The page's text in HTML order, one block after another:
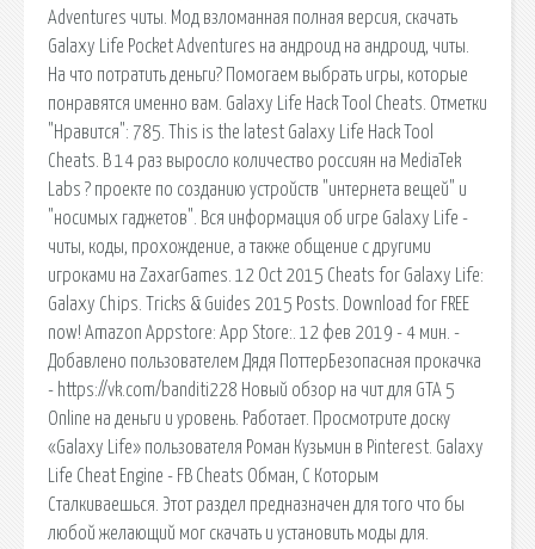
Adventures читы. Мод взломанная полная версия, скачать
Galaxy Life Pocket Adventures на андроид на андроид, читы.
На что потратить деньги? Помогаем выбрать игры, которые
понравятся именно вам. Galaxy Life Hack Tool Cheats. Отметки
"Нравится": 785. This is the latest Galaxy Life Hack Tool
Cheats. В 14 раз выросло количество россиян на MediaTek
Labs ? проекте по созданию устройств "интернета вещей" и
"носимых гаджетов". Вся информация об игре Galaxy Life -
читы, коды, прохождение, а также общение с другими
игроками на ZaxarGames. 12 Oct 2015 Cheats for Galaxy Life:
Galaxy Chips. Tricks & Guides 2015 Posts. Download for FREE
now! Amazon Appstore: App Store:. 12 фев 2019 - 4 мин. -
Добавлено пользователем Дядя ПоттерБезопасная прокачка
- https://vk.com/banditi228 Новый обзор на чит для GTA 5
Online на деньги и уровень. Работает. Просмотрите доску
«Galaxy Life» пользователя Роман Кузьмин в Pinterest. Galaxy
Life Cheat Engine - FB Cheats Обман, С Которым
Сталкиваешься. Этот раздел предназначен для того что бы
любой желающий мог скачать и установить моды для.